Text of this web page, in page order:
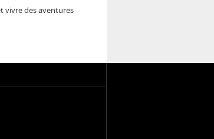
vivre des aventures